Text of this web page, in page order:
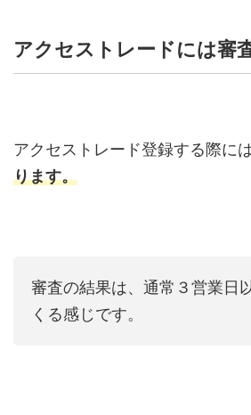
アクセストレードには審
アクセストレード登録する際には
ります。
審査の結果は、通常３営業日
くる感じです。